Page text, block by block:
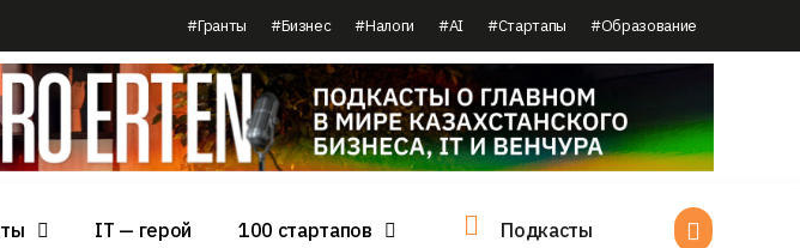
#Гранты #Бизнес #Налоги #AI #Стартапы #Образование
IT — герой 100 стартапов Подкасты